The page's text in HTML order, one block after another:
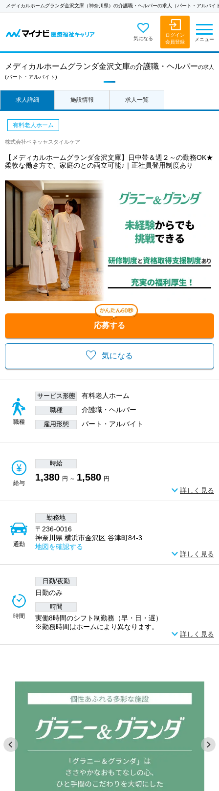
メディカルホームグランダ金沢文庫（神奈川県）の介護職・ヘルパーの求人（パート・アルバイ
気になる
ログイン
会員登録
メニュー
メディカルホームグランダ金沢文庫の介護職・ヘルパーの求人
(パート・アルバイト)
求人詳細 施設情報 求人一覧
気になる
応募する
有料老人ホーム
株式会社ベネッセスタイルケア
【メディカルホームグランダ金沢文庫】日中帯＆週２～の勤務OK★
柔軟な働き方で、家庭のとの両立可能♪｜正社員登用制度あり
職種
サービス形態 有料老人ホーム
職種 介護職・ヘルパー
雇用形態 パート・アルバイト
給与
時給
1,380 円 ～ 1,580 円
詳しく見る
通勤
勤務地
〒236-0016
神奈川県 横浜市金沢区 谷津町84-3
地図を確認する
詳しく見る
時間
日勤/夜勤
日勤のみ
時間
実働8時間のシフト制勤務（早・日・遅）
※勤務時間はホームにより異なります。
詳しく見る